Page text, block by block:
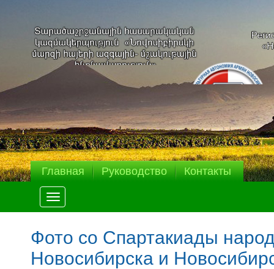
Главная Руководство Контакты
Меню
Фото со Спартакиады
Новосибирска и